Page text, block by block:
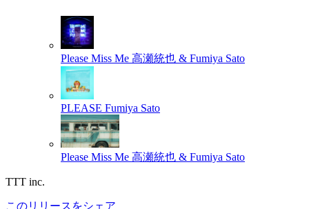
Please Miss Me 高瀬統也 & Fumiya Sato
PLEASE Fumiya Sato
Please Miss Me 高瀬統也 & Fumiya Sato
TTT inc.
このリリースをシェア